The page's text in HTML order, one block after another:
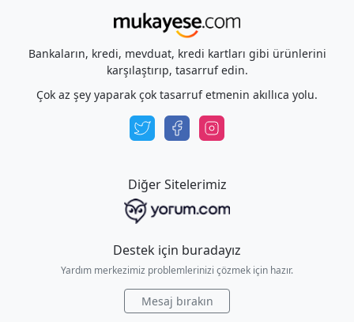
Bankaların, kredi, mevduat, kredi kartları gibi ürünlerini
karşılaştırıp, tasarruf edin.
Çok az şey yaparak çok tasarruf etmenin akıllıca yolu.
Diğer Sitelerimiz
Destek için buradayız
Yardım merkezimiz problemlerinizi çözmek için hazır.
Mesaj bırakın